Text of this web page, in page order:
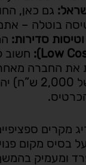
גם כאן,
בוטלה –
סדירות:
Low
):
את החברה
הפיצוי
מקרים
מקום פנוי
ומעמיק